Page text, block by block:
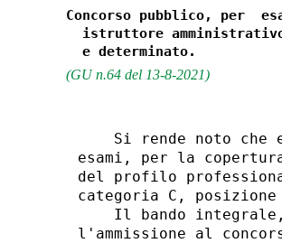
Concorso pubblico, per
istruttore
(GU n.64 del 13-8-2021)
Si rende noto che
esami, per la
del profilo
categoria C, posizione
Il bando
l'ammissione al